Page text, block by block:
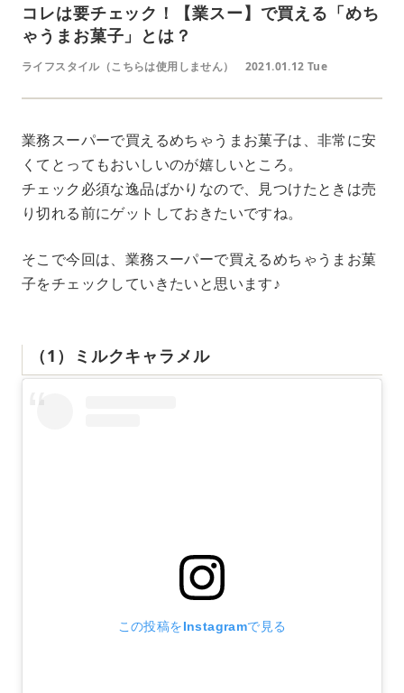
コレは要チェック！【業スー】で買える「めち
ゃうまお菓子」とは？
ライフスタイル（こちらは使用しません） 2021.01.12 Tue
業務スーパーで買えるめちゃうまお菓子は、非常に安
くてとってもおいしいのが嬉しいところ。
チェック必須な逸品ばかりなので、見つけたときは売
り切れる前にゲットしておきたいですね。
そこで今回は、業務スーパーで買えるめちゃうまお菓
子をチェックしていきたいと思います♪
（1）ミルクキャラメル
この投稿をInstagramで見る